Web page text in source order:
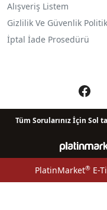
Alışveriş Listem
Gizlilik Ve Güvenlik
İptal İade Prosedürü
Tüm Sorularınız İçin Sol
PlatinMarket®E-